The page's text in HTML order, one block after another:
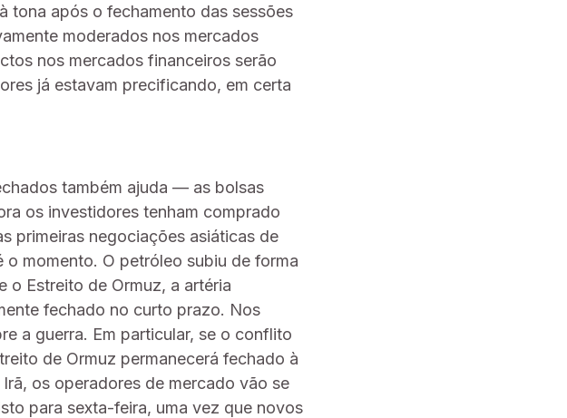
tona após o fechamento das sessões
moderados nos mercados
nos mercados financeiros serão
já estavam precificando, em certa
também ajuda — as bolsas
os investidores tenham comprado
primeiras negociações asiáticas de
momento. O petróleo subiu de forma
o Estreito de Ormuz, a artéria
fechado no curto prazo. Nos
a guerra. Em particular, se o conflito
de Ormuz permanecerá fechado à
os operadores de mercado vão se
para sexta-feira, uma vez que novos